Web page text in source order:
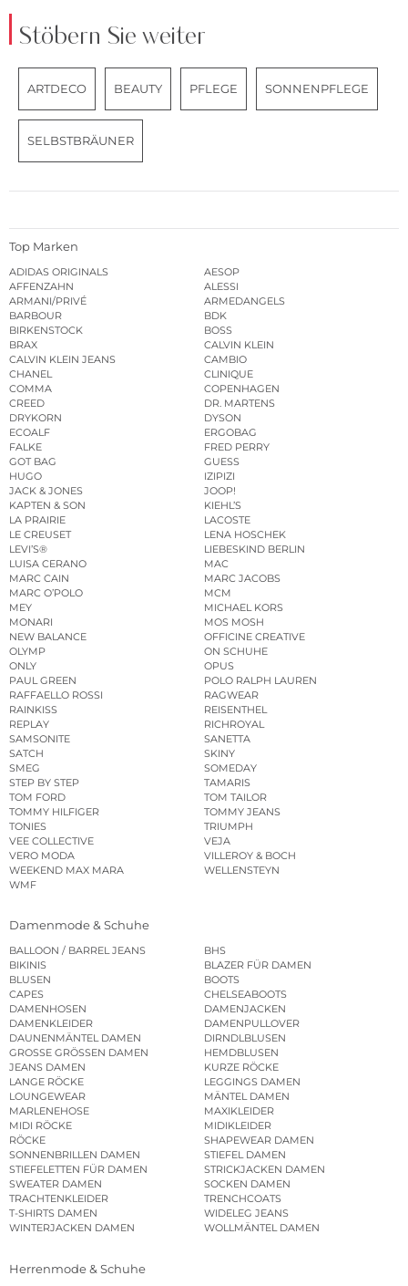
Stöbern Sie weiter
ARTDECO BEAUTY PFLEGE SONNENPFLEGE
SELBSTBRÄUNER
Top Marken
ADIDAS ORIGINALS
AESOP
AFFENZAHN
ALESSI
ARMANI/PRIVÉ
ARMEDANGELS
BARBOUR
BDK
BIRKENSTOCK
BOSS
BRAX
CALVIN KLEIN
CALVIN KLEIN JEANS
CAMBIO
CHANEL
CLINIQUE
COMMA
COPENHAGEN
CREED
DR. MARTENS
DRYKORN
DYSON
ECOALF
ERGOBAG
FALKE
FRED PERRY
GOT BAG
GUESS
HUGO
IZIPIZI
JACK & JONES
JOOP!
KAPTEN & SON
KIEHL’S
LA PRAIRIE
LACOSTE
LE CREUSET
LENA HOSCHEK
LEVI’S®
LIEBESKIND BERLIN
LUISA CERANO
MAC
MARC CAIN
MARC JACOBS
MARC O’POLO
MCM
MEY
MICHAEL KORS
MONARI
MOS MOSH
NEW BALANCE
OFFICINE CREATIVE
OLYMP
ON SCHUHE
ONLY
OPUS
PAUL GREEN
POLO RALPH LAUREN
RAFFAELLO ROSSI
RAGWEAR
RAINKISS
REISENTHEL
REPLAY
RICHROYAL
SAMSONITE
SANETTA
SATCH
SKINY
SMEG
SOMEDAY
STEP BY STEP
TAMARIS
TOM FORD
TOM TAILOR
TOMMY HILFIGER
TOMMY JEANS
TONIES
TRIUMPH
VEE COLLECTIVE
VEJA
VERO MODA
VILLEROY & BOCH
WEEKEND MAX MARA
WELLENSTEYN
WMF
Damenmode & Schuhe
BALLOON / BARREL JEANS
BHS
BIKINIS
BLAZER FÜR DAMEN
BLUSEN
BOOTS
CAPES
CHELSEABOOTS
DAMENHOSEN
DAMENJACKEN
DAMENKLEIDER
DAMENPULLOVER
DAUNENMÄNTEL DAMEN
DIRNDLBLUSEN
GROSSE GRÖSSEN DAMEN
HEMDBLUSEN
JEANS DAMEN
KURZE RÖCKE
LANGE RÖCKE
LEGGINGS DAMEN
LOUNGEWEAR
MÄNTEL DAMEN
MARLENEHOSE
MAXIKLEIDER
MIDI RÖCKE
MIDIKLEIDER
RÖCKE
SHAPEWEAR DAMEN
SONNENBRILLEN DAMEN
STIEFEL DAMEN
STIEFELETTEN FÜR DAMEN
STRICKJACKEN DAMEN
SWEATER DAMEN
SOCKEN DAMEN
TRACHTENKLEIDER
TRENCHCOATS
T-SHIRTS DAMEN
WIDELEG JEANS
WINTERJACKEN DAMEN
WOLLMÄNTEL DAMEN
Herrenmode & Schuhe